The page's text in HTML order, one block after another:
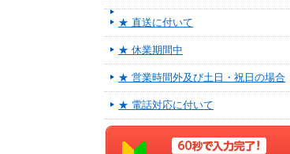
★ 直送に付いて
★ 休業期間中
★ 営業時間外及び土日・祝日の場合
★ 電話対応に付いて